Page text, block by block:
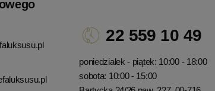
22 559 10 49
poniedziałek - piątek: 10:00 - 18:00
sobota: 10:00 - 15:00